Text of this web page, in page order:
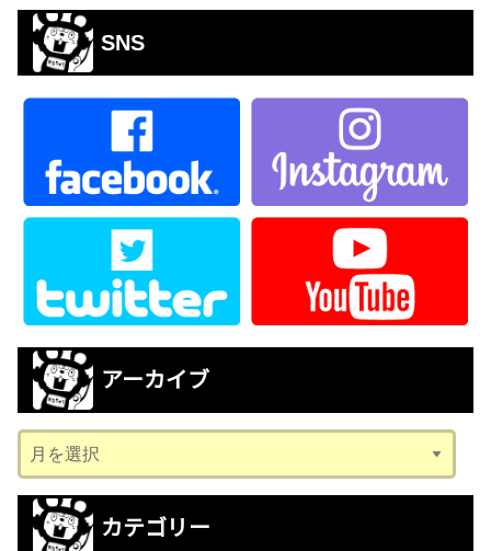
SNS
アーカイブ
ー
カ
カテゴリー